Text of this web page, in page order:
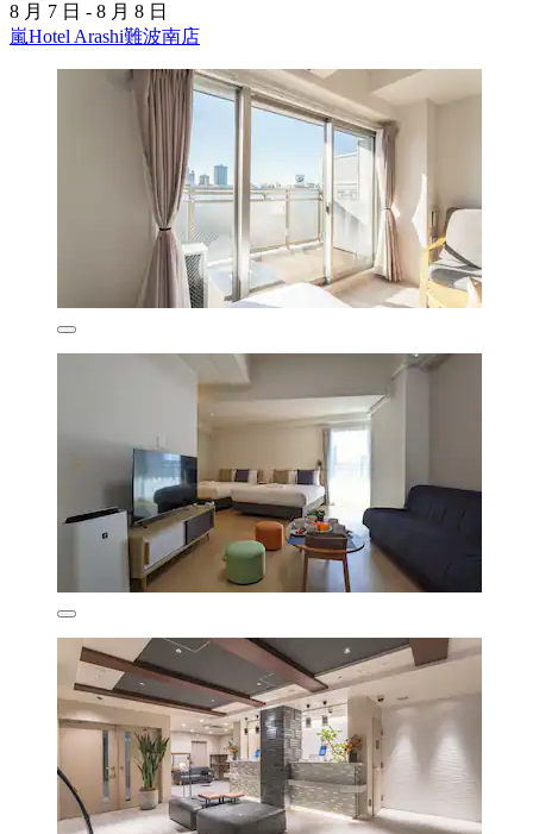
8 月 7 日 - 8 月 8 日
嵐Hotel Arashi難波南店